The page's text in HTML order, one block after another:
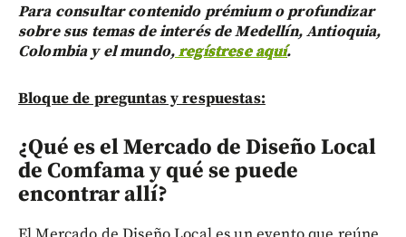
Para consultar contenido prémium o profundizar
sobre sus temas de interés de Medellín, Antioquia,
Colombia y el mundo,regístrese aquí.
Bloque de preguntas y respuestas:
¿Qué es el Mercado de Diseño Local
de Comfama y qué se puede
encontrar allí?